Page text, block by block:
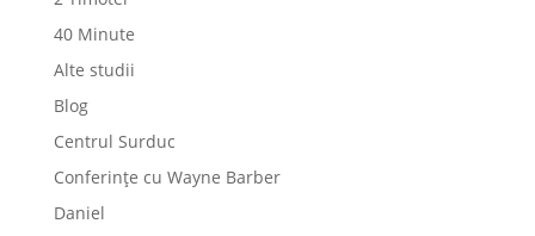
40 Minute
Alte studii
Blog
Centrul Surduc
Conferințe cu Wayne Barber
Daniel